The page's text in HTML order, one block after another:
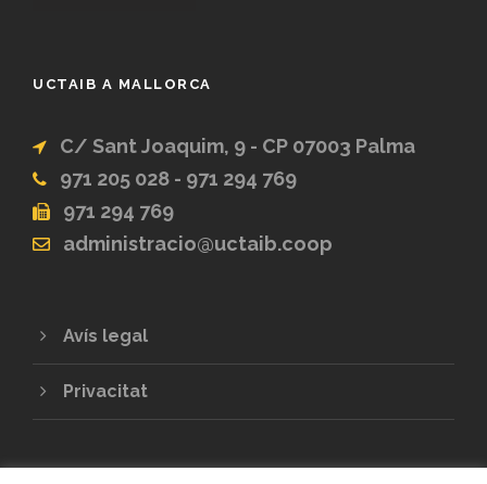
UCTAIB A MALLORCA
C/ Sant Joaquim, 9 - CP 07003 Palma
971 205 028 - 971 294 769
971 294 769
administracio@uctaib.coop
Avís legal
Privacitat